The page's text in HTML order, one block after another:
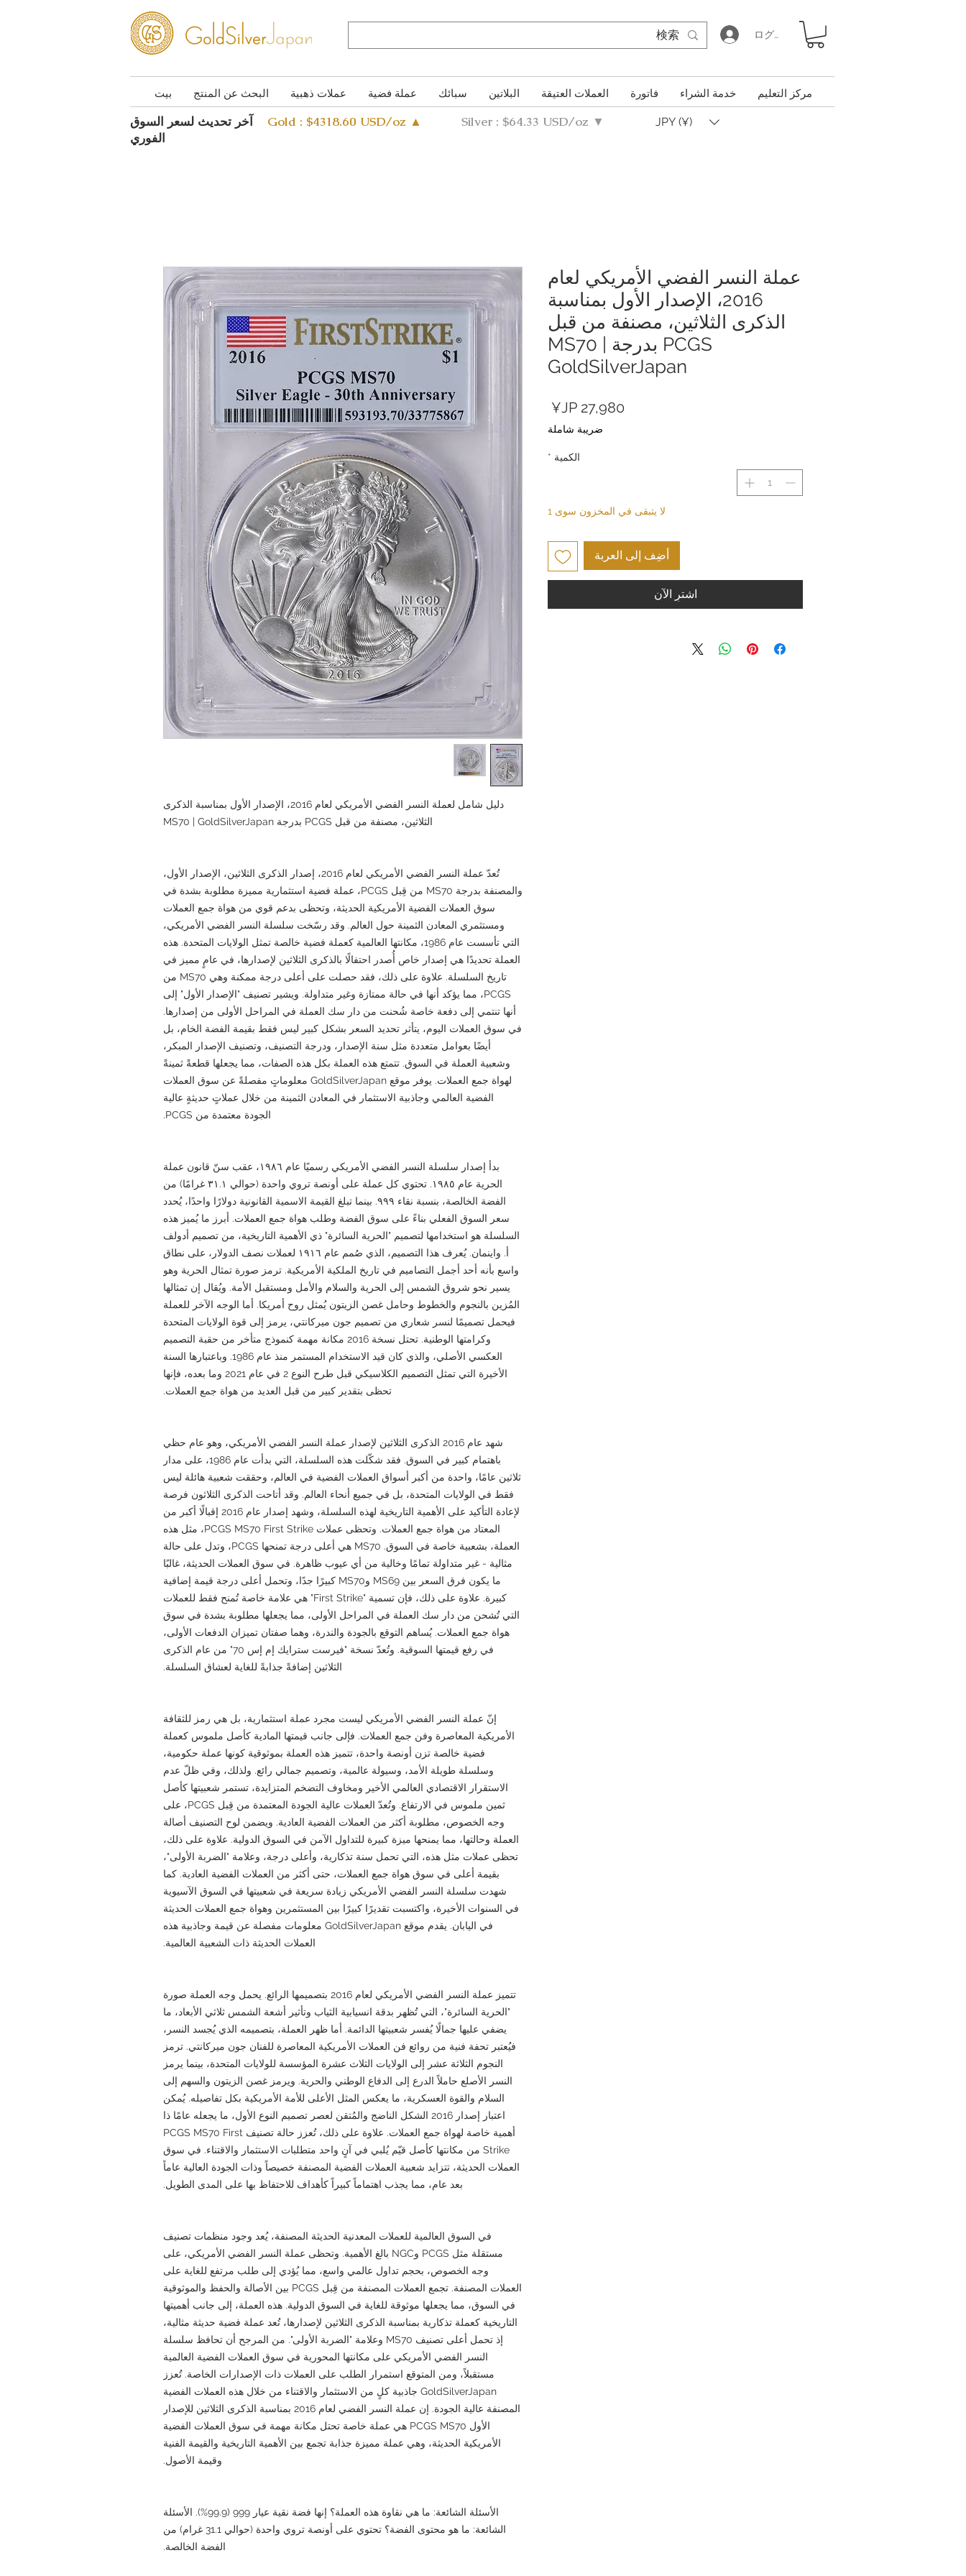
ログイン
بيت البحث عن المنتج عملات ذهبية عملة فضية سبائك البلاتين العملات العتيقة فاتورة خدمة الشراء مركز التعليم
آخر تحديث لسعر السوق
الفوري
Gold : $4318.60 USD/oz ▲ Silver : $64.33 USD/oz ▼ JPY (¥)
دليل شامل لعملة النسر الفضي الأمريكي لعام 2016، الإصدار الأول بمناسبة الذكرى
الثلاثين، مصنفة من قبل PCGS بدرجة MS70 | GoldSilverJapan
تُعدّ عملة النسر الفضي الأمريكي لعام 2016، إصدار الذكرى الثلاثين، الإصدار الأول،
والمصنفة بدرجة MS70 من قِبل PCGS، عملة فضية استثمارية مميزة مطلوبة بشدة في
سوق العملات الفضية الأمريكية الحديثة، وتحظى بدعم قوي من هواة جمع العملات
ومستثمري المعادن الثمينة حول العالم. وقد رسّخت سلسلة النسر الفضي الأمريكي،
التي تأسست عام 1986، مكانتها العالمية كعملة فضية خالصة تمثل الولايات المتحدة. هذه
العملة تحديدًا هي إصدار خاص أُصدر احتفالًا بالذكرى الثلاثين لإصدارها، في عامٍ مميز في
تاريخ السلسلة. علاوة على ذلك، فقد حصلت على أعلى درجة ممكنة وهي MS70 من
PCGS، مما يؤكد أنها في حالة ممتازة وغير متداولة. ويشير تصنيف "الإصدار الأول" إلى
أنها تنتمي إلى دفعة خاصة شُحنت من دار سك العملة في المراحل الأولى من إصدارها.
في سوق العملات اليوم، يتأثر تحديد السعر بشكل كبير ليس فقط بقيمة الفضة الخام، بل
أيضًا بعوامل متعددة مثل سنة الإصدار، ودرجة التصنيف، وتصنيف الإصدار المبكر،
وشعبية العملة في السوق. تتمتع هذه العملة بكل هذه الصفات، مما يجعلها قطعةً ثمينةً
لهواة جمع العملات. يوفر موقع GoldSilverJapan معلوماتٍ مفصلةً عن سوق العملات
الفضية العالمي وجاذبية الاستثمار في المعادن الثمينة من خلال عملاتٍ حديثةٍ عالية
الجودة معتمدة من PCGS.
بدأ إصدار سلسلة النسر الفضي الأمريكي رسميًا عام ١٩٨٦، عقب سنّ قانون عملة
الحرية عام ١٩٨٥. تحتوي كل عملة على أونصة تروي واحدة (حوالي ٣١.١ غرامًا) من
الفضة الخالصة، بنسبة نقاء ٩٩٩. بينما تبلغ القيمة الاسمية القانونية دولارًا واحدًا، يُحدد
سعر السوق الفعلي بناءً على سوق الفضة وطلب هواة جمع العملات. أبرز ما يُميز هذه
السلسلة هو استخدامها لتصميم "الحرية السائرة" ذي الأهمية التاريخية، من تصميم أدولف
أ. واينمان. يُعرف هذا التصميم، الذي صُمم عام ١٩١٦ لعملات نصف الدولار، على نطاق
واسع بأنه أحد أجمل التصاميم في تاريخ الملكية الأمريكية. ترمز صورة تمثال الحرية وهو
يسير نحو شروق الشمس إلى الحرية والسلام والأمل ومستقبل الأمة. ويُقال إن تمثالها
المُزين بالنجوم والخطوط وحامل غصن الزيتون يُمثل روح أمريكا. أما الوجه الآخر للعملة
فيحمل تصميمًا لنسر شعاري من تصميم جون ميركانتي، يرمز إلى قوة الولايات المتحدة
وكرامتها الوطنية. تحتل نسخة 2016 مكانة مهمة كنموذج متأخر من حقبة التصميم
العكسي الأصلي، والذي كان قيد الاستخدام المستمر منذ عام 1986. وباعتبارها السنة
الأخيرة التي تمثل التصميم الكلاسيكي قبل طرح النوع 2 في عام 2021 وما بعده، فإنها
تحظى بتقدير كبير من قبل العديد من هواة جمع العملات.
شهد عام 2016 الذكرى الثلاثين لإصدار عملة النسر الفضي الأمريكي، وهو عام حظي
باهتمام كبير في السوق. فقد شكّلت هذه السلسلة، التي بدأت عام 1986، على مدار
ثلاثين عامًا، واحدة من أكبر أسواق العملات الفضية في العالم، وحققت شعبية هائلة ليس
فقط في الولايات المتحدة، بل في جميع أنحاء العالم. وقد أتاحت الذكرى الثلاثون فرصة
لإعادة التأكيد على الأهمية التاريخية لهذه السلسلة، وشهد إصدار عام 2016 إقبالًا أكبر من
المعتاد من هواة جمع العملات. وتحظى عملات PCGS MS70 First Strike، مثل هذه
العملة، بشعبية خاصة في السوق. MS70 هي أعلى درجة تمنحها PCGS، وتدل على حالة
مثالية - غير متداولة تمامًا وخالية من أي عيوب ظاهرة. في سوق العملات الحديثة، غالبًا
ما يكون فرق السعر بين MS69 وMS70 كبيرًا جدًا، وتحمل أعلى درجة قيمة إضافية
كبيرة. علاوة على ذلك، فإن تسمية "First Strike" هي علامة خاصة تُمنح فقط للعملات
التي تُشحن من دار سك العملة في المراحل الأولى، مما يجعلها مطلوبة بشدة في سوق
هواة جمع العملات. يُساهم التوقع بالجودة والندرة، وهما صفتان تميزان الدفعات الأولى،
في رفع قيمتها السوقية. وتُعدّ نسخة "فيرست سترايك إم إس 70" من عام الذكرى
الثلاثين إضافةً جذابةً للغاية لعشاق السلسلة.
إنّ عملة النسر الفضي الأمريكي ليست مجرد عملة استثمارية، بل هي رمز للثقافة
الأمريكية المعاصرة وفن جمع العملات. فإلى جانب قيمتها المادية كأصل ملموس كعملة
فضية خالصة تزن أونصة واحدة، تتميز هذه العملة بموثوقية كونها عملة حكومية،
وسلسلة طويلة الأمد، وسيولة عالمية، وتصميم جمالي رائع. ولذلك، وفي ظلّ عدم
الاستقرار الاقتصادي العالمي الأخير ومخاوف التضخم المتزايدة، تستمر شعبيتها كأصل
ثمين ملموس في الارتفاع. وتُعدّ العملات عالية الجودة المعتمدة من قِبل PCGS، على
وجه الخصوص، مطلوبة أكثر من العملات الفضية العادية. ويضمن لوح التصنيف أصالة
العملة وحالتها، مما يمنحها ميزة كبيرة للتداول الآمن في السوق الدولية. علاوة على ذلك،
تحظى عملات مثل هذه، التي تحمل سنة تذكارية، وأعلى درجة، وعلامة "الضربة الأولى"،
بقيمة أعلى في سوق هواة جمع العملات، حتى أكثر من العملات الفضية العادية. كما
شهدت سلسلة النسر الفضي الأمريكي زيادة سريعة في شعبيتها في السوق الآسيوية
في السنوات الأخيرة، واكتسبت تقديرًا كبيرًا بين المستثمرين وهواة جمع العملات الحديثة
في اليابان. يقدم موقع GoldSilverJapan معلومات مفصلة عن قيمة وجاذبية هذه
العملات الحديثة ذات الشعبية العالمية.
تتميز عملة النسر الفضي الأمريكي لعام 2016 بتصميمها الرائع. يحمل وجه العملة صورة
"الحرية السائرة"، التي تُظهر بدقة انسيابية الثياب وتأثير أشعة الشمس ثلاثي الأبعاد، ما
يضفي عليها جمالًا يُفسر شعبيتها الدائمة. أما ظهر العملة، بتصميمه الذي يُجسد النسر،
فيُعتبر تحفة فنية من روائع فن العملات الأمريكية المعاصرة للفنان جون ميركانتي. ترمز
النجوم الثلاثة عشر إلى الولايات الثلاث عشرة المؤسسة للولايات المتحدة، بينما يرمز
النسر الأصلع حاملاً الدرع إلى الدفاع الوطني والحرية. ويرمز غصن الزيتون والسهم إلى
السلام والقوة العسكرية، ما يعكس المثل الأعلى للأمة الأمريكية بكل تفاصيله. يُمكن
اعتبار إصدار 2016 الشكل الناضج والمُتقن لعصر تصميم النوع الأول، ما يجعله عامًا ذا
أهمية خاصة لهواة جمع العملات. علاوة على ذلك، تُعزز حالة تصنيف PCGS MS70 First
Strike من مكانتها كأصل قيّم يُلبي في آنٍ واحد متطلبات الاستثمار والاقتناء. في سوق
العملات الحديثة، تتزايد شعبية العملات الفضية المصنفة خصيصاً وذات الجودة العالية عاماً
بعد عام، مما يجذب اهتماماً كبيراً كأهداف للاحتفاظ بها على المدى الطويل.
في السوق العالمية للعملات المعدنية الحديثة المصنفة، يُعد وجود منظمات تصنيف
مستقلة مثل PCGS وNGC بالغ الأهمية. وتحظى عملة النسر الفضي الأمريكي، على
وجه الخصوص، بحجم تداول عالمي واسع، مما يُؤدي إلى طلب مرتفع للغاية على
العملات المصنفة. تجمع العملات المصنفة من قِبل PCGS بين الأصالة والحفظ والموثوقية
في السوق، مما يجعلها موثوقة للغاية في السوق الدولية. هذه العملة، إلى جانب أهميتها
التاريخية كعملة تذكارية بمناسبة الذكرى الثلاثين لإصدارها، تُعد عملة فضية حديثة مثالية،
إذ تحمل أعلى تصنيف MS70 وعلامة "الضربة الأولى". من المرجح أن تحافظ سلسلة
النسر الفضي الأمريكي على مكانتها المحورية في سوق العملات الفضية العالمية
مستقبلاً، ومن المتوقع استمرار الطلب على العملات ذات الإصدارات الخاصة. تُعزز
GoldSilverJapan جاذبية كلٍ من الاستثمار والاقتناء من خلال هذه العملات الفضية
المصنفة عالية الجودة. إن عملة النسر الفضي لعام 2016 بمناسبة الذكرى الثلاثين للإصدار
الأول PCGS MS70 هي عملة خاصة تحتل مكانة مهمة في سوق العملات الفضية
الأمريكية الحديثة، وهي عملة مميزة جذابة تجمع بين الأهمية التاريخية والقيمة الفنية
وقيمة الأصول.
الأسئلة الشائعة: ما هي نقاوة هذه العملة؟ إنها فضة نقية عيار 999 (99.9%). الأسئلة
الشائعة: ما هو محتوى الفضة؟ تحتوي على أونصة تروي واحدة (حوالي 31.1 غرام) من
الفضة الخالصة.
عملة النسر الفضي الأمريكي لعام
2016، الإصدار الأول بمناسبة
الذكرى الثلاثين، مصنفة من قبل
PCGS بدرجة MS70 |
GoldSilverJapan
ضريبة شاملة
الكمية *
لا يتبقى في المخزون سوى 1
أضِف إلى العربة
اشترِ الآن